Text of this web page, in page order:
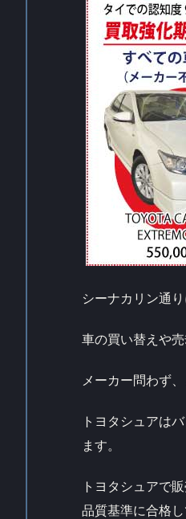
シーナカリン通
車の買い替えや
メーカー問わず
トヨタシュアは
ます。
トヨタシュアで
品質基準に合格